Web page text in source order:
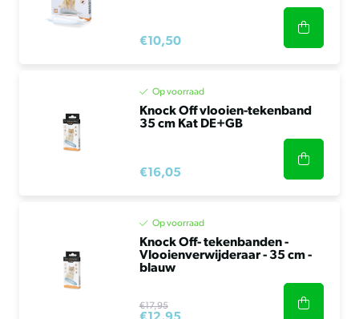
€10,50
Op voorraad
Knock Off vlooien-tekenband
35 cm Kat DE+GB
€16,05
Op voorraad
Knock Off- tekenbanden -
Vlooienverwijderaar - 35 cm -
blauw
€17,95